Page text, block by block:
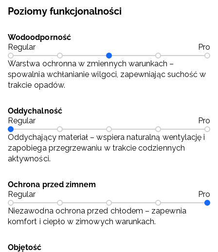
Poziomy funkcjonalności
Wodoodporność
Regular
Pro
Warstwa ochronna w zmiennych warunkach –
spowalnia wchłanianie wilgoci, zapewniając suchość w
trakcie opadów.
Oddychalność
Regular
Pro
Oddychający materiał – wspiera naturalną wentylację i
zapobiega przegrzewaniu w trakcie codziennych
aktywności.
Ochrona przed zimnem
Regular
Pro
Niezawodna ochrona przed chłodem – zapewnia
komfort i ciepło w zimowych warunkach.
Objętość